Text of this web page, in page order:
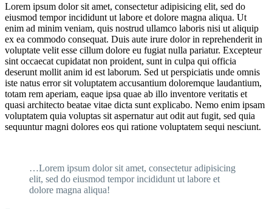
Lorem ipsum dolor sit amet, consectetur adipisicing elit, sed do
eiusmod tempor incididunt ut labore et dolore magna aliqua. Ut
enim ad minim veniam, quis nostrud ullamco laboris nisi ut aliquip
ex ea commodo consequat. Duis aute irure dolor in reprehenderit in
voluptate velit esse cillum dolore eu fugiat nulla pariatur. Excepteur
sint occaecat cupidatat non proident, sunt in culpa qui officia
deserunt mollit anim id est laborum. Sed ut perspiciatis unde omnis
iste natus error sit voluptatem accusantium doloremque laudantium,
totam rem aperiam, eaque ipsa quae ab illo inventore veritatis et
quasi architecto beatae vitae dicta sunt explicabo. Nemo enim ipsam
voluptatem quia voluptas sit aspernatur aut odit aut fugit, sed quia
sequuntur magni dolores eos qui ratione voluptatem sequi nesciunt.
…Lorem ipsum dolor sit amet, consectetur adipisicing
elit, sed do eiusmod tempor incididunt ut labore et
dolore magna aliqua!